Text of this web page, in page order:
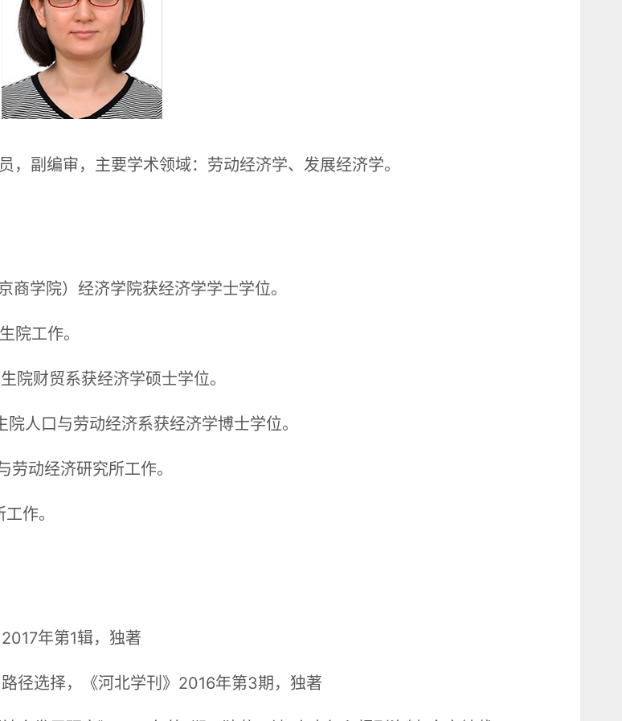
副编审，主要学术领域：劳动经济学、发展经济学。
学院）经济学院获经济学学士学位。
院工作。
财贸系获经济学硕士学位。
人口与劳动经济系获经济学博士学位。
动经济研究所工作。
作。
年第1辑，独著
径选择，《河北学刊》2016年第3期，独著